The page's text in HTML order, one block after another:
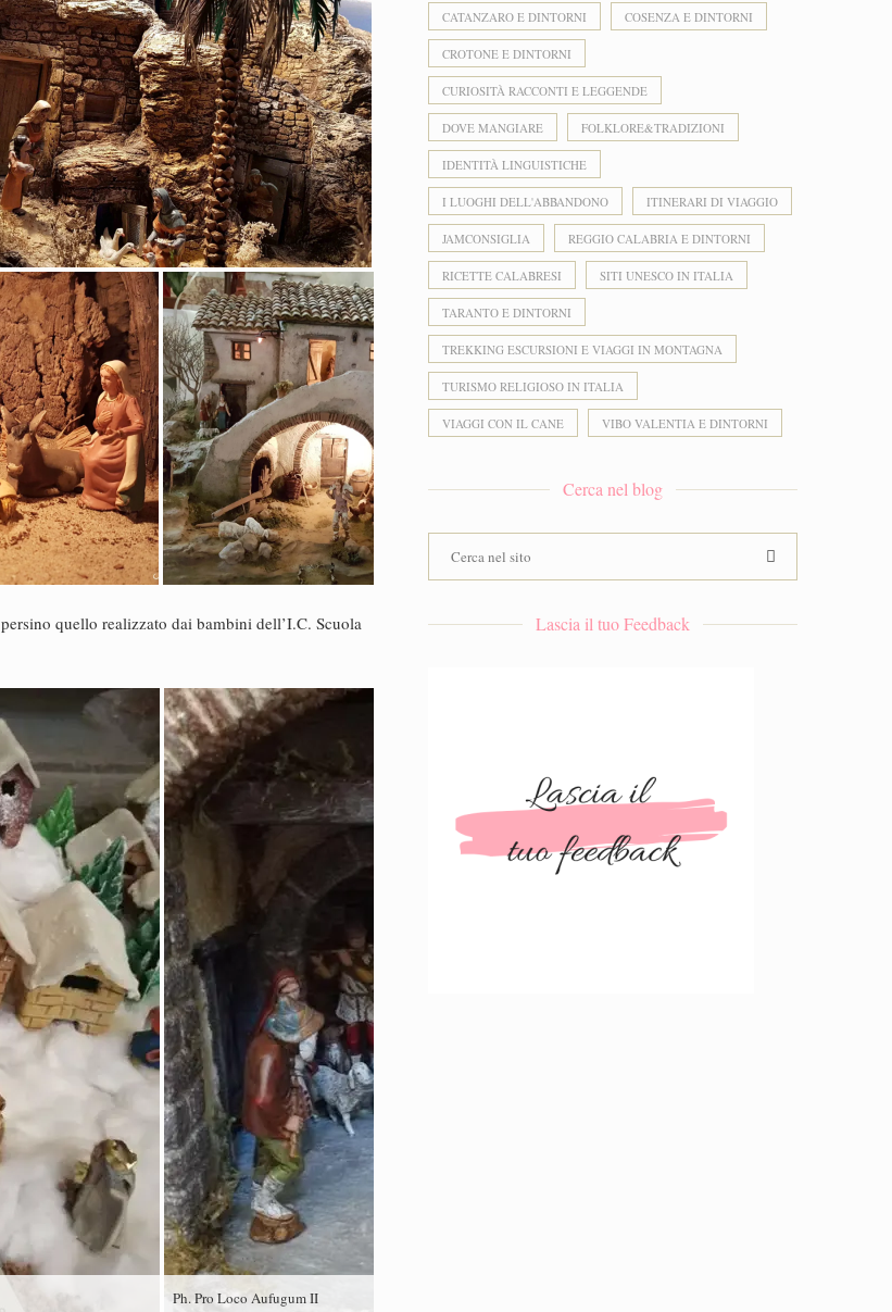
persino quello realizzato dai bambini dell’I.C. Scuola
Ph. Pro Loco Aufugum II
CATANZARO E DINTORNI COSENZA E DINTORNI
CROTONE E DINTORNI
CURIOSITÀ RACCONTI E LEGGENDE
DOVE MANGIARE FOLKLORE&TRADIZIONI
IDENTITÀ LINGUISTICHE
I LUOGHI DELL'ABBANDONO ITINERARI DI VIAGGIO
JAMCONSIGLIA REGGIO CALABRIA E DINTORNI
RICETTE CALABRESI SITI UNESCO IN ITALIA
TARANTO E DINTORNI
TREKKING ESCURSIONI E VIAGGI IN MONTAGNA
TURISMO RELIGIOSO IN ITALIA
VIAGGI CON IL CANE VIBO VALENTIA E DINTORNI
Cerca nel blog
Lascia il tuo Feedback